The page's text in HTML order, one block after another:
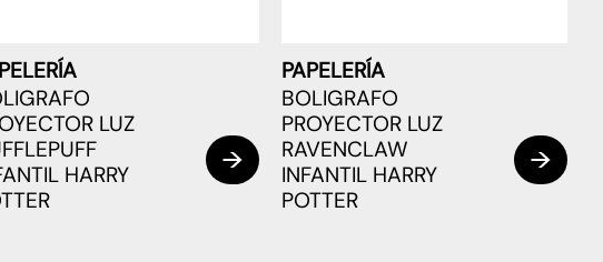
LUZ
HARRY
PAPELERÍA
BOLIGRAFO
PROYECTOR LUZ
RAVENCLAW
INFANTIL HARRY
POTTER